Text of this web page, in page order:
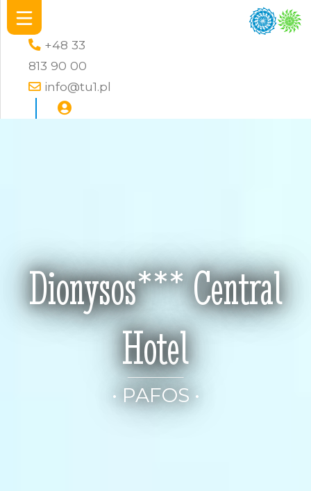
+48 33
813 90 00
info@tu1.pl
Dionysos*** Central
Hotel
• PAFOS •